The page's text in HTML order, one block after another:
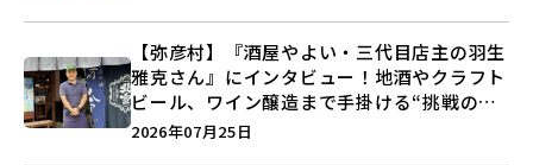
【弥彦村】『酒屋やよい・三代目店主の羽生
雅克さん』にインタビュー！地酒やクラフト
ビール、ワイン醸造まで手掛ける“挑戦の歴
史”に迫る♪
2026年07月25日